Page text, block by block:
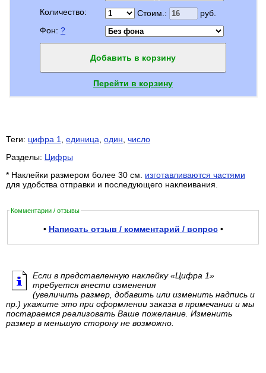
Количество:
Стоим.:
руб.
Фон: ?
Добавить в корзину
Перейти в корзину
Теги: цифра 1 единица один число
Разделы: Цифры
* Наклейки размером более 30 см. изготавливаются частями
для удобства отправки и последующего наклеивания.
Комментарии / отзывы
• Написать отзыв / комментарий / вопрос•
Если в представленную наклейку «Цифра 1»
требуется внести изменения
(увеличить размер, добавить или изменить надпись и
пр.) укажите это при оформлении заказа в примечании и мы
постараемся реализовать Ваше пожелание. Изменить
размер в меньшую сторону не возможно.